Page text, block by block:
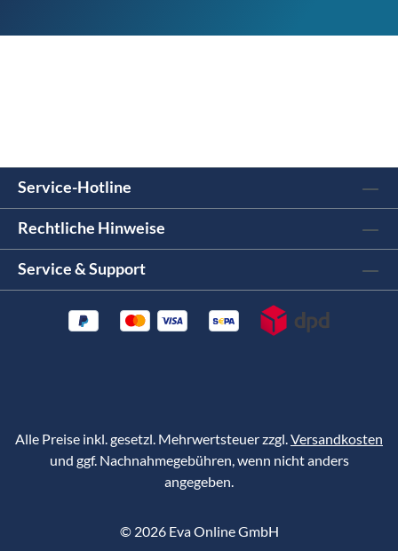
Service-Hotline
Rechtliche Hinweise
Service & Support
Alle Preise inkl. gesetzl. Mehrwertsteuer zzgl.Versandkosten
und ggf. Nachnahmegebühren, wenn nicht anders
angegeben.
© 2026Eva Online GmbH